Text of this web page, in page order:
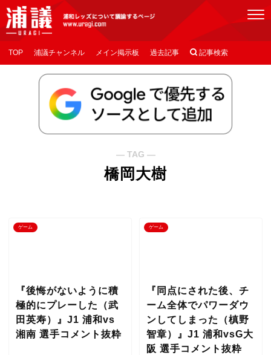
[浦議]浦和レッズについて議論するページ
TOP 浦議チャンネル メイン掲示板 過去記事  記事検索
― TAG ―
橋岡大樹
ゲーム
『後悔がないように積
極的にプレーした（武
田英寿）』J1 浦和vs
湘南 選手コメント抜粋
ゲーム
『同点にされた後、チ
ーム全体でパワーダウ
ンしてしまった（槙野
智章）』J1 浦和vsG大
阪 選手コメント抜粋